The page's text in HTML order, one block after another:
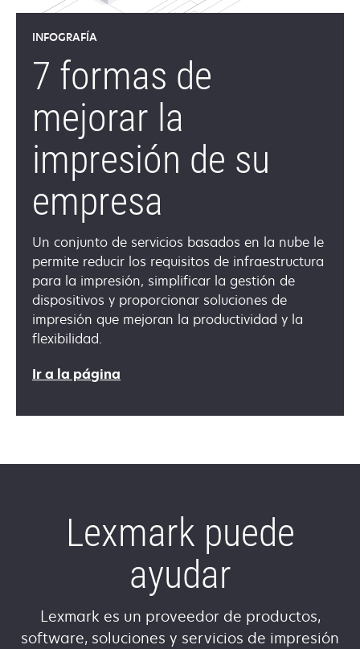
INFOGRAFÍA
7 formas de
mejorar la
impresión de su
empresa
Un conjunto de servicios basados en la nube le
permite reducir los requisitos de infraestructura
para la impresión, simplificar la gestión de
dispositivos y proporcionar soluciones de
impresión que mejoran la productividad y la
flexibilidad.
Ir a la página
Lexmark puede
ayudar
Lexmark es un proveedor de productos,
software, soluciones y servicios de impresión